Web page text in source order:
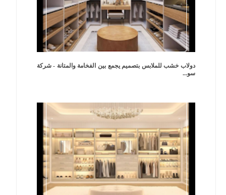
دولاب خشب للملابس بتصميم يجمع بين الفخامة والمتانة - شركة
سو...